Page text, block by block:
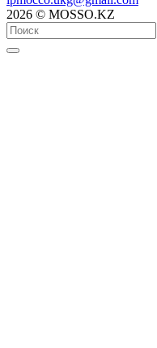
2026 © MOSSO.KZ